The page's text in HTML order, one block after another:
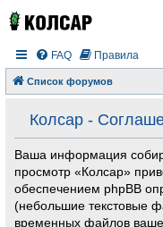
FAQ Правила
Список форумов
Колсар -
Ваша информация
просмотр «Колсар»
обеспечением phpBB
(небольшие текстовые
временных файлов